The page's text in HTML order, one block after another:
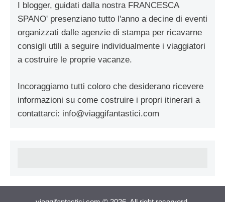
I blogger, guidati dalla nostra FRANCESCA
SPANO' presenziano tutto l'anno a decine di eventi
organizzati dalle agenzie di stampa per ricavarne
consigli utili a seguire individualmente i viaggiatori
a costruire le proprie vacanze.
Incoraggiamo tutti coloro che desiderano ricevere
informazioni su come costruire i propri itinerari a
contattarci: info@viaggifantastici.com